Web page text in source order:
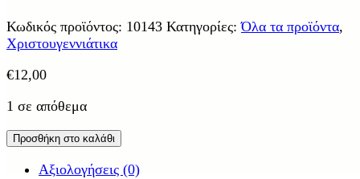
Κωδικός προϊόντος: 10143 Κατηγορίες:Όλα τα προϊόντα,
Χριστουγεννιάτικα
€12,00
1 σε απόθεμα
Προσθήκη στο καλάθι
Αξιολογήσεις (0)